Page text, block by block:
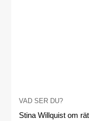
VAD SER DU?
Stina Willquist om